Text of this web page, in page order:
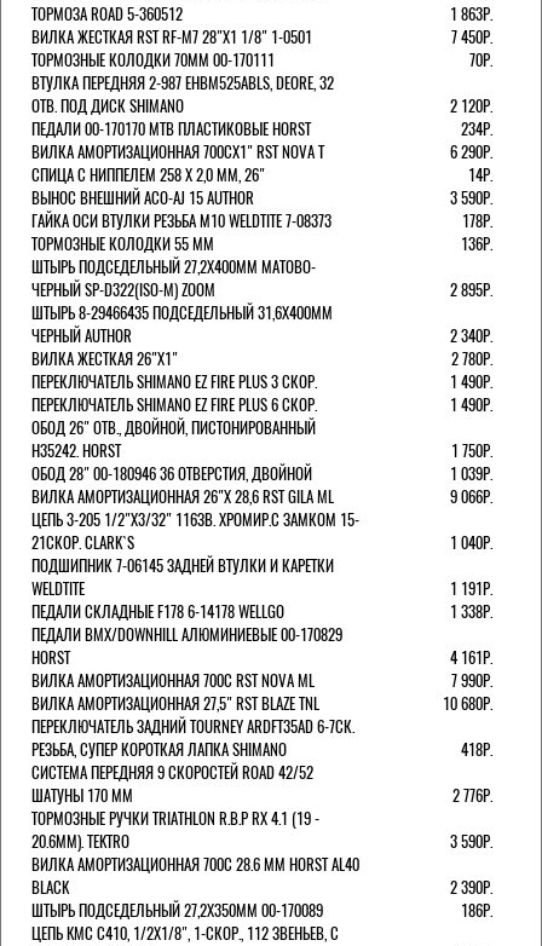
ТОРМОЗА ROAD 5-360512
1 863Р.
ВИЛКА ЖЕСТКАЯ RST RF-M7 28"Х1 1/8" 1-0501
7 450Р.
ТОРМОЗНЫЕ КОЛОДКИ 70ММ 00-170111
70Р.
ВТУЛКА ПЕРЕДНЯЯ 2-987 EHBM525ABLS, DEORE, 32
ОТВ. ПОД ДИСК SHIMANO
2 120Р.
ПЕДАЛИ 00-170170 МТВ ПЛАСТИКОВЫЕ HORST
234Р.
ВИЛКА АМОРТИЗАЦИОННАЯ 700СХ1" RST NOVA T
6 290Р.
СПИЦА С НИППЕЛЕМ 258 Х 2,0 ММ, 26"
14Р.
ВЫНОС ВНЕШНИЙ ACO-AJ 15 AUTHOR
3 590Р.
ГАЙКА ОСИ ВТУЛКИ РЕЗЬБА М10 WELDTITE 7-08373
178Р.
ТОРМОЗНЫЕ КОЛОДКИ 55 ММ
136Р.
ШТЫРЬ ПОДСЕДЕЛЬНЫЙ 27,2Х400ММ МАТОВО-
ЧЕРНЫЙ SP-D322(ISO-M) ZOOM
2 895Р.
ШТЫРЬ 8-29466435 ПОДСЕДЕЛЬНЫЙ 31,6X400ММ
ЧЕРНЫЙ AUTHOR
2 340Р.
ВИЛКА ЖЕСТКАЯ 26"Х1"
2 780Р.
ПЕРЕКЛЮЧАТЕЛЬ SHIMANO EZ FIRE PLUS 3 СКОР.
1 490Р.
ПЕРЕКЛЮЧАТЕЛЬ SHIMANO EZ FIRE PLUS 6 СКОР.
1 490Р.
ОБОД 26" ОТВ., ДВОЙНОЙ, ПИСТОНИРОВАННЫЙ
H35242. HORST
1 750Р.
ОБОД 28" 00-180946 36 ОТВЕРСТИЯ, ДВОЙНОЙ
1 039Р.
ВИЛКА АМОРТИЗАЦИОННАЯ 26"Х 28,6 RST GILA ML
9 066Р.
ЦЕПЬ 3-205 1/2"X3/32" 116ЗВ. ХРОМИР.С ЗАМКОМ 15-
21СКОР. CLARK`S
1 040Р.
ПОДШИПНИК 7-06145 ЗАДНЕЙ ВТУЛКИ И КАРЕТКИ
WELDTITE
1 191Р.
ПЕДАЛИ СКЛАДНЫЕ F178 6-14178 WELLGO
1 338Р.
ПЕДАЛИ BMX/DOWNHILL АЛЮМИНИЕВЫЕ 00-170829
HORST
4 161Р.
ВИЛКА АМОРТИЗАЦИОННАЯ 700С RST NOVA ML
7 990Р.
ВИЛКА АМОРТИЗАЦИОННАЯ 27,5" RST BLAZE TNL
10 680Р.
ПЕРЕКЛЮЧАТЕЛЬ ЗАДНИЙ TOURNEY ARDFT35AD 6-7СК.
РЕЗЬБА, СУПЕР КОРОТКАЯ ЛАПКА SHIMANO
418Р.
СИСТЕМА ПЕРЕДНЯЯ 9 СКОРОСТЕЙ ROAD 42/52
ШАТУНЫ 170 ММ
2 776Р.
ТОРМОЗНЫЕ РУЧКИ TRIATHLON R.B.P RX 4.1 (19 -
20.6ММ). TEKTRO
3 590Р.
ВИЛКА АМОРТИЗАЦИОННАЯ 700C 28.6 ММ HORST AL40
BLACK
2 390Р.
ШТЫРЬ ПОДСЕДЕЛЬНЫЙ 27,2Х350ММ 00-170089
186Р.
ЦЕПЬ KMC C410, 1/2Х1/8", 1-СКОР., 112 ЗВЕНЬЕВ, С